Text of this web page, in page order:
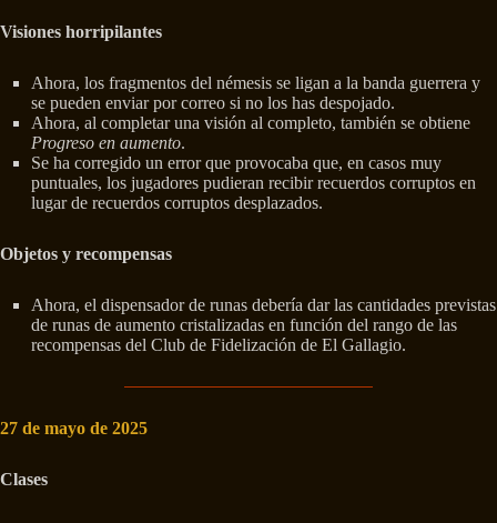
Visiones horripilantes
Ahora, los fragmentos del némesis se ligan a la banda guerrera y
se pueden enviar por correo si no los has despojado.
Ahora, al completar una visión al completo, también se obtiene
Progreso en aumento.
Se ha corregido un error que provocaba que, en casos muy
puntuales, los jugadores pudieran recibir recuerdos corruptos en
lugar de recuerdos corruptos desplazados.
Objetos y recompensas
Ahora, el dispensador de runas debería dar las cantidades previstas
de runas de aumento cristalizadas en función del rango de las
recompensas del Club de Fidelización de El Gallagio.
27 de mayo de 2025
Clases